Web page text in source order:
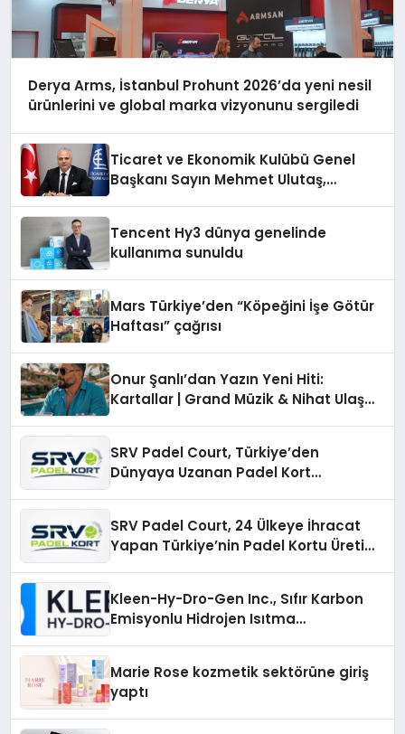
Derya Arms, İstanbul Prohunt 2026’da yeni nesil
ürünlerini ve global marka vizyonunu sergiledi
Ticaret ve Ekonomik Kulübü Genel
Başkanı Sayın Mehmet Ulutaş,
Tencent Hy3 dünya genelinde
kullanıma sunuldu
Mars Türkiye’den “Köpeğini İşe Götür
Haftası” çağrısı
Onur Şanlı’dan Yazın Yeni Hiti:
Kartallar | Grand Müzik & Nihat Ulaş
SRV Padel Court, Türkiye’den
Dünyaya Uzanan Padel Kort
SRV Padel Court, 24 Ülkeye İhracat
Yapan Türkiye’nin Padel Kortu Üretim
Kleen-Hy-Dro-Gen Inc., Sıfır Karbon
Emisyonlu Hidrojen Isıtma
Marie Rose kozmetik sektörüne giriş
yaptı